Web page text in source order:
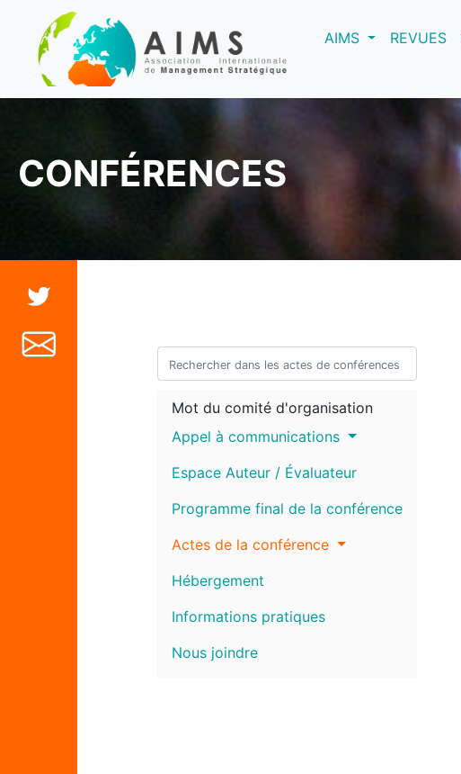
AIMS(current)REVUES
CONFÉRENCES
Mot du comité d'organisation
Appel à communications
Espace Auteur / Évaluateur
Programme final de la conférence
Actes de la conférence
Hébergement
Informations pratiques
Nous joindre